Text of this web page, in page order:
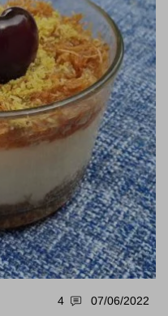
07/06/2022
4